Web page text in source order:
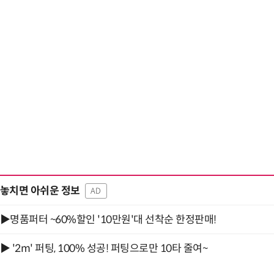
놓치면 아쉬운 정보 AD
▶명품퍼터 ~60%할인 '10만원'대 선착순 한정판매!
▶ '2m' 퍼팅, 100% 성공! 퍼팅으로만 10타 줄여~